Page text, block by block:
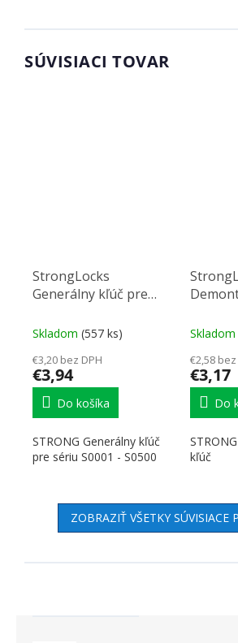
SÚVISIACI TOVAR
StrongLocks
Generálny kľúč pre
Skladom (557 ks)
€3,20 bez DPH
€3,94
Do košíka
STRONG Generálny kľúč
pre sériu S0001 - S0500
Skladom
€2,58 bez
€3,17
Do
kľúč
ZOBRAZIŤ VŠETKY SÚVISIACE